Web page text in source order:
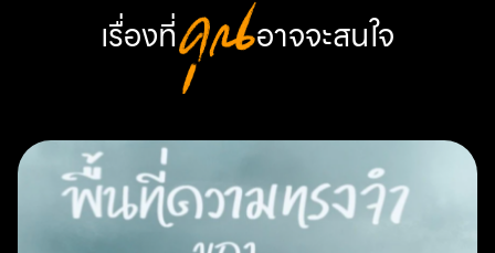
เรื่องที่คุณ อาจจะสนใจ